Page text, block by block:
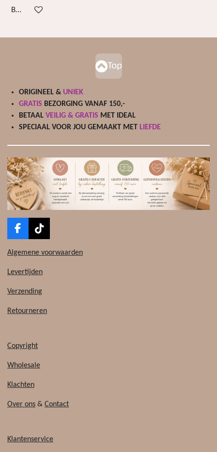
Bekijk details
Top
ORIGINEEL & UNIEK
GRATIS BEZORGING VANAF 150,-
BETAAL VEILIG & GRATIS MET IDEAL
SPECIAAL VOOR JOU GEMAAKT MET LIEFDE
F
c
b
o
T
k
o
Algemene voorwaarden
Levertijden
Verzending
Retourneren
Copyright
Wholesale
Klachten
Over ons & Contact
Klantenservice